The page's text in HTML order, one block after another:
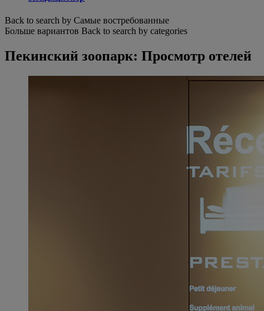
Back to search by Самые востребованные
Больше вариантов Back to search by categories
Пекинский зоопарк: Просмотр отелей